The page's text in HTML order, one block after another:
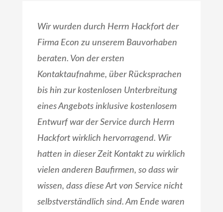
Wir wurden durch Herrn Hackfort der
Firma Econ zu unserem Bauvorhaben
beraten. Von der ersten
Kontaktaufnahme, über Rücksprachen
bis hin zur kostenlosen Unterbreitung
eines Angebots inklusive kostenlosem
Entwurf war der Service durch Herrn
Hackfort wirklich hervorragend. Wir
hatten in dieser Zeit Kontakt zu wirklich
vielen anderen Baufirmen, so dass wir
wissen, dass diese Art von Service nicht
selbstverständlich sind. Am Ende waren